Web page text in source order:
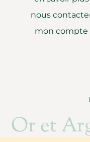
nous
mon compte
Or et